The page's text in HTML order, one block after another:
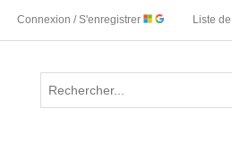
Connexion / S'enregistrer Liste